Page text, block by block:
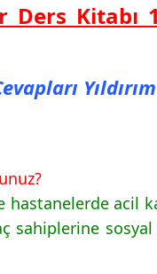
Ders
hastanelerde
sahiplerine